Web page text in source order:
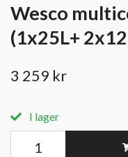
Wesco
(1x25L+
3 259 kr
I lager